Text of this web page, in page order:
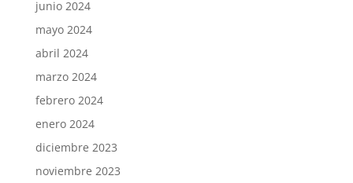
junio 2024
mayo 2024
abril 2024
marzo 2024
febrero 2024
enero 2024
diciembre 2023
noviembre 2023